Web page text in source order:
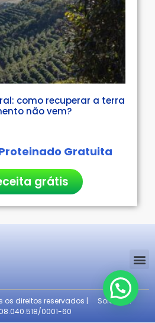
como recuperar a terra
não vem?
Gratuita
grátis
os direitos reservados |
Solo Fertil
08.040.518/0001-60